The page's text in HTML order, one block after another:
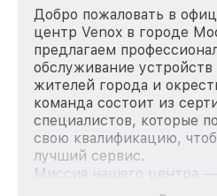
Добро пожаловать в
центр Venox в городе
предлагаем
обслуживание устройств
жителей города и
команда состоит из
специалистов, которые
свою квалификацию,
лучший сервис.
Миссия нашего центра —
качественный и